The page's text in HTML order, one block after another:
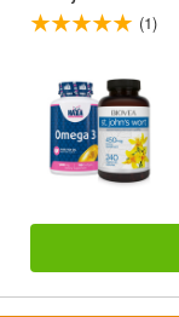
(1)